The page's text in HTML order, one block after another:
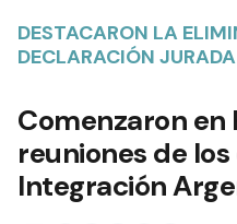
DESTACARON LA
DECLARACIÓN
Comenzaron en
reuniones de
Integración